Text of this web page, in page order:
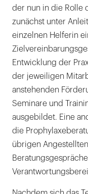
der nun in die Rolle
zunächst unter
einzelnen Helferin
Entwicklung der
der jeweiligen
anstehenden
Seminare und
ausgebildet. Eine
die
übrigen